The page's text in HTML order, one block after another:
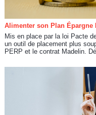
Alimenter son Plan Épargne
Mis en place par la loi Pacte
un outil de placement plus
PERP et le contrat Madelin.